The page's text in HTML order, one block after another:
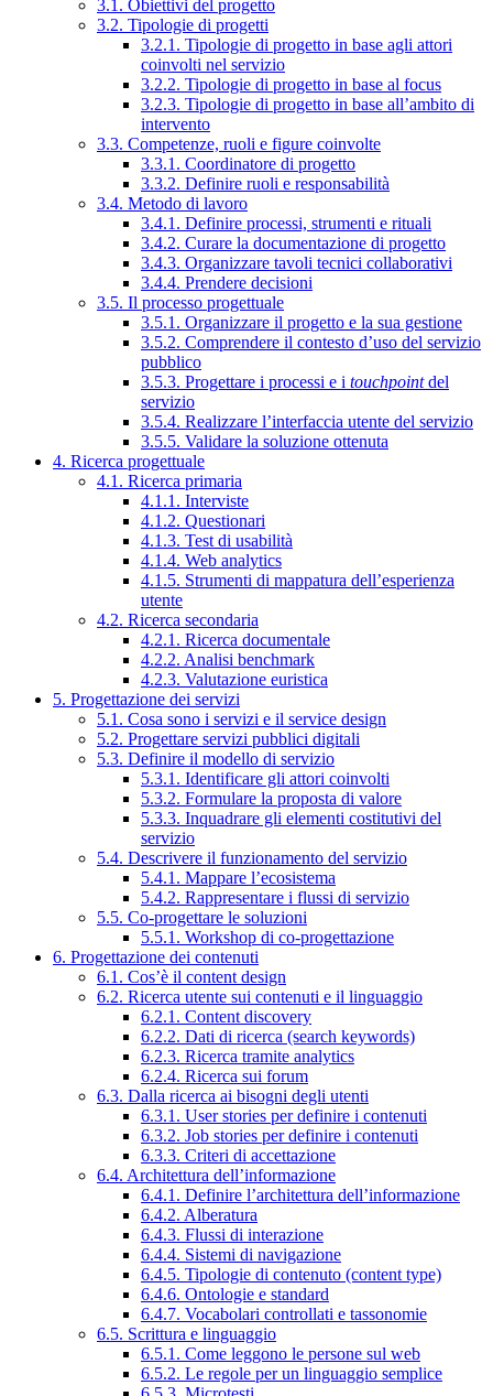
3.1. Obiettivi del progetto
3.2. Tipologie di progetti
3.2.1. Tipologie di progetto in base agli attori
coinvolti nel servizio
3.2.2. Tipologie di progetto in base al focus
3.2.3. Tipologie di progetto in base all’ambito di
intervento
3.3. Competenze, ruoli e figure coinvolte
3.3.1. Coordinatore di progetto
3.3.2. Definire ruoli e responsabilità
3.4. Metodo di lavoro
3.4.1. Definire processi, strumenti e rituali
3.4.2. Curare la documentazione di progetto
3.4.3. Organizzare tavoli tecnici collaborativi
3.4.4. Prendere decisioni
3.5. Il processo progettuale
3.5.1. Organizzare il progetto e la sua gestione
3.5.2. Comprendere il contesto d’uso del servizio
pubblico
3.5.3. Progettare i processi e i touchpointdel
servizio
3.5.4. Realizzare l’interfaccia utente del servizio
3.5.5. Validare la soluzione ottenuta
4. Ricerca progettuale
4.1. Ricerca primaria
4.1.1. Interviste
4.1.2. Questionari
4.1.3. Test di usabilità
4.1.4. Web analytics
4.1.5. Strumenti di mappatura dell’esperienza
utente
4.2. Ricerca secondaria
4.2.1. Ricerca documentale
4.2.2. Analisi benchmark
4.2.3. Valutazione euristica
5. Progettazione dei servizi
5.1. Cosa sono i servizi e il service design
5.2. Progettare servizi pubblici digitali
5.3. Definire il modello di servizio
5.3.1. Identificare gli attori coinvolti
5.3.2. Formulare la proposta di valore
5.3.3. Inquadrare gli elementi costitutivi del
servizio
5.4. Descrivere il funzionamento del servizio
5.4.1. Mappare l’ecosistema
5.4.2. Rappresentare i flussi di servizio
5.5. Co-progettare le soluzioni
5.5.1. Workshop di co-progettazione
6. Progettazione dei contenuti
6.1. Cos’è il content design
6.2. Ricerca utente sui contenuti e il linguaggio
6.2.1. Content discovery
6.2.2. Dati di ricerca (search keywords)
6.2.3. Ricerca tramite analytics
6.2.4. Ricerca sui forum
6.3. Dalla ricerca ai bisogni degli utenti
6.3.1. User stories per definire i contenuti
6.3.2. Job stories per definire i contenuti
6.3.3. Criteri di accettazione
6.4. Architettura dell’informazione
6.4.1. Definire l’architettura dell’informazione
6.4.2. Alberatura
6.4.3. Flussi di interazione
6.4.4. Sistemi di navigazione
6.4.5. Tipologie di contenuto (content type)
6.4.6. Ontologie e standard
6.4.7. Vocabolari controllati e tassonomie
6.5. Scrittura e linguaggio
6.5.1. Come leggono le persone sul web
6.5.2. Le regole per un linguaggio semplice